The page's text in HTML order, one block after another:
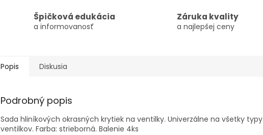
Špičková edukácia
a informovanosť
Záruka kvality
a najlepšej ceny
Popis Diskusia
Podrobný popis
Sada hliníkových okrasných krytiek na ventilky. Univerzálne na všetky typy
ventilkov. Farba: strieborná. Balenie 4ks